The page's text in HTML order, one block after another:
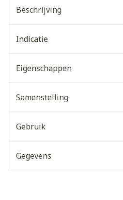
Beschrijving
Indicatie
Eigenschappen
Samenstelling
Gebruik
Gegevens